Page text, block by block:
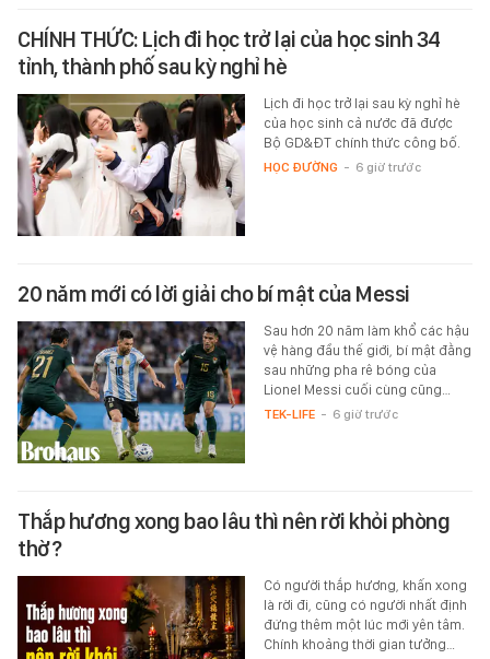
CHÍNH THỨC: Lịch đi học trở lại của học sinh 34
tỉnh, thành phố sau kỳ nghỉ hè
Lịch đi học trở lại sau kỳ nghỉ hè
của học sinh cả nước đã được
Bộ GD&ĐT chính thức công bố.
HỌC ĐƯỜNG - 6 giờ trước
20 năm mới có lời giải cho bí mật của Messi
Sau hơn 20 năm làm khổ các hậu
vệ hàng đầu thế giới, bí mật đằng
sau những pha rê bóng của
Lionel Messi cuối cùng cũng…
TEK-LIFE - 6 giờ trước
Thắp hương xong bao lâu thì nên rời khỏi phòng
thờ?
Có người thắp hương, khấn xong
là rời đi, cũng có người nhất định
đứng thêm một lúc mới yên tâm.
Chính khoảng thời gian tưởng…